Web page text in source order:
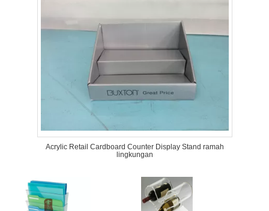
Acrylic Retail Cardboard Counter Display Stand ramah
lingkungan